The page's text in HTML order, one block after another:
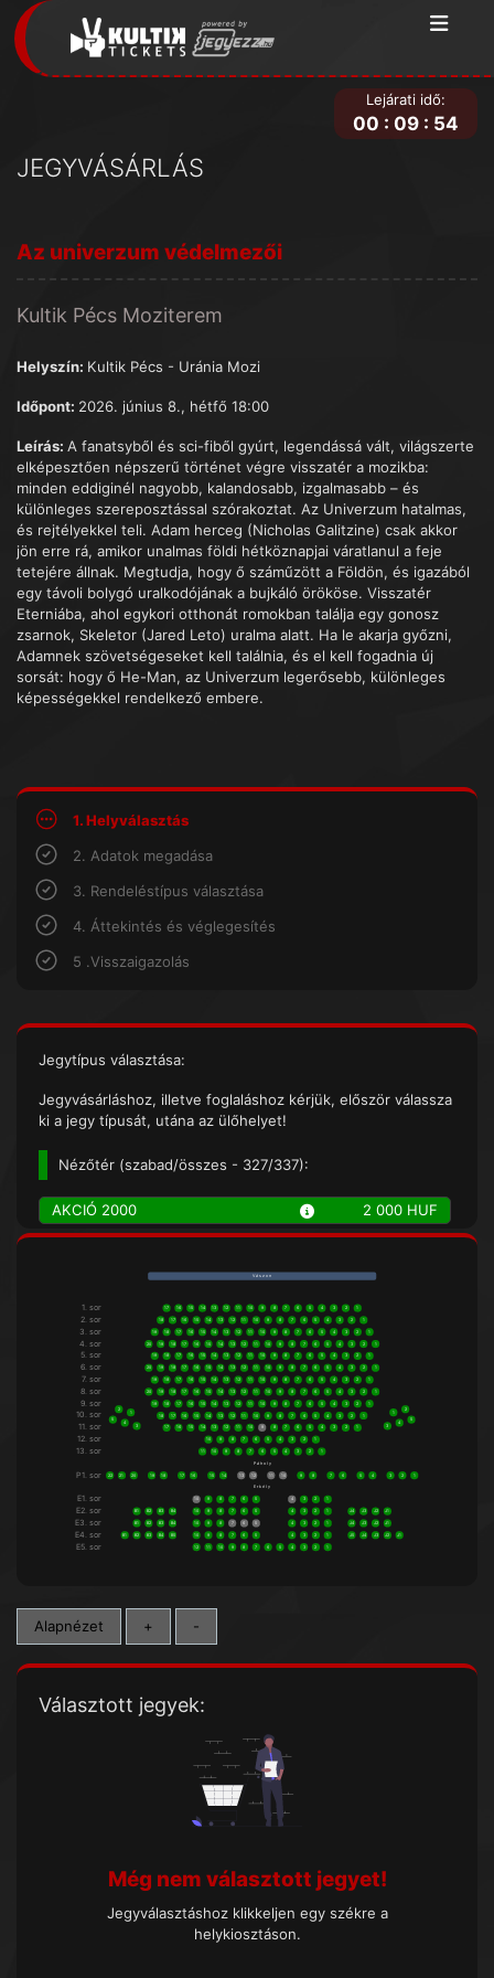
JEGYVÁSÁRLÁS
Lejárati idő:
00 : 09 : 54
Az univerzum védelmezői
Kultik Pécs Moziterem
Helyszín: Kultik Pécs - Uránia Mozi
Időpont: 2026. június 8., hétfő 18:00
Leírás: A fanatsyből és sci-fiből gyúrt, legendássá vált, világszerte
elképesztően népszerű történet végre visszatér a mozikba:
minden eddiginél nagyobb, kalandosabb, izgalmasabb – és
különleges szereposztással szórakoztat. Az Univerzum hatalmas,
és rejtélyekkel teli. Adam herceg (Nicholas Galitzine) csak akkor
jön erre rá, amikor unalmas földi hétköznapjai váratlanul a feje
tetejére állnak. Megtudja, hogy ő száműzött a Földön, és igazából
egy távoli bolygó uralkodójának a bujkáló örököse. Visszatér
Eterniába, ahol egykori otthonát romokban találja egy gonosz
zsarnok, Skeletor (Jared Leto) uralma alatt. Ha le akarja győzni,
Adamnek szövetségeseket kell találnia, és el kell fogadnia új
sorsát: hogy ő He-Man, az Univerzum legerősebb, különleges
képességekkel rendelkező embere.
1. Helyválasztás
2. Adatok megadása
3. Rendeléstípus választása
4. Áttekintés és véglegesítés
5 .Visszaigazolás
Jegytípus választása:
Jegyvásárláshoz, illetve foglaláshoz kérjük, először válassza
ki a jegy típusát, utána az ülőhelyet!
Nézőtér (szabad/összes - 327/337):
AKCIÓ 2000 2 000 HUF
V á s z o n
1. sor 17 16 15 14 13 12 11 10 9 8 7 6 5 4 3 2 1
2. sor 18 17 16 15 14 13 12 11 10 9 8 7 6 5 4 3 2 1
3. sor 19 18 17 16 15 14 13 12 11 10 9 8 7 6 4 3 2 1
4. sor 20 19 18 17 16 15 14 13 12 11 10 9 8 7 6 4 3 2 1
5. sor 19 18 17 16 15 14 13 12 11 10 9 8 7 6 5 4 3 2 1
6. sor 20 19 18 17 16 15 14 13 12 11 10 9 8 7 6 5 4 3 2 1
7. sor 19 18 17 16 15 14 13 12 11 10 9 8 7 6 5 4 3 2 1
8. sor 20 19 18 17 16 15 14 13 12 11 10 9 8 7 6 4 3 2 1
9. sor 19 18 17 16 15 14 13 12 11 10 9 8 7 6 4 3 2
1
2
1
10. sor 18 17 16 15 14 13 12 11 10 9 8 7 6 4 3 2 1
1
2
5
4
3
11. sor 17 16 15 14 13 12 11 10 9 8 7 6 5 4 3 2 1 3
4
5
12. sor 10 9 8 7 6 5 4 3 2 1
13. sor 11 10 9 8 7 6 5 4 3 2 1
P1. sor 22 21 20 19 18 17 16 15 14 13 12 9 8 7 6 4 3 2 1
E1. sor 10 9 8 7 6 5 4 3 2 1
E2. sor B1 B2 B3 B4 10 9 8 7 6 5 4 3 2 1 J4 J3 J2 J1
E3. sor B1 B2 B3 B4 10 9 8 7 6 4 3 2 1 J4 J3 J2 J1
E4. sor B1 B2 B3 B4 B5 10 9 8 7 6 4 3 2 1 J5 J4 J3 J2 J1
E5. sor 12 11 10 9 8 7 6 4 3 2 1
P á h o l y
E r k é l y
Alapnézet + -
Választott jegyek:
Még nem választott jegyet!
Jegyválasztáshoz klikkeljen egy székre a
helykiosztáson.